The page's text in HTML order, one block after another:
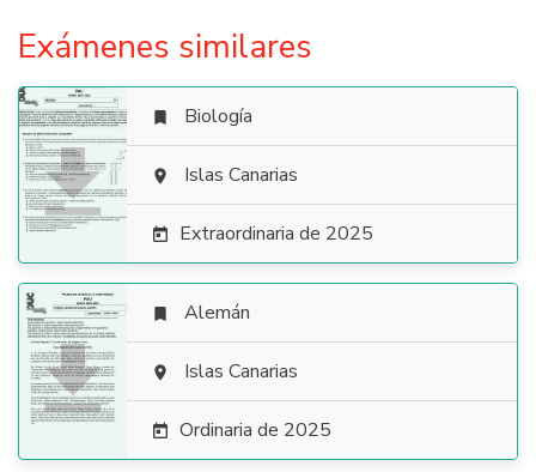
Exámenes similares

 Biología
 Islas Canarias
 Extraordinaria de 2025

 Alemán
 Islas Canarias
 Ordinaria de 2025